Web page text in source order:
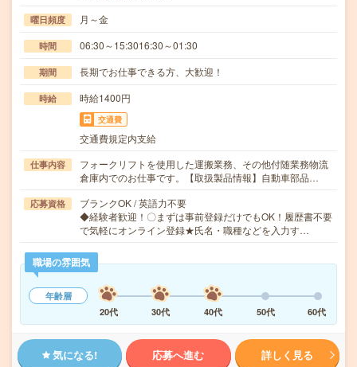
曜日頻度 月～金
時間 06:30～15:3016:30～01:30
期間 長期でお仕事できる方、大歓迎！
時給 時給1400円
交通費
交通費規定内支給
仕事内容
フォークリフトを使用した運搬業務、その他付随業務物流
倉庫内でのお仕事です。【取扱製品情報】自動車部品…
応募資格
ブランクOK / 英語力不要
◆経験者歓迎！〇まずは事前登録だけでもOK！履歴書不要
で気軽にオンライン登録★氏名・職種などを入力す…
職場の雰囲気
年齢層
20代
30代 40代 50代 60代
気になる! 応募へ進む 詳しく見る